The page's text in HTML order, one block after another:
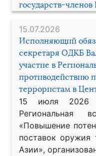
государств-
15.07.2026
Исполняющий
секретаря ОДКБ
участие в
противодействию
террористам в
15 июля 2026
Региональная
«Повышение
поставок оружия
Азии»,